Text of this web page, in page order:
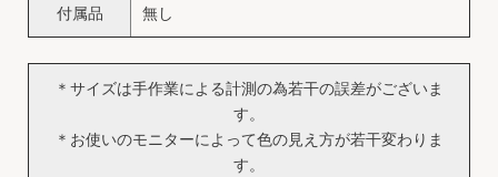
付属品 無し
＊サイズは手作業による計測の為若干の誤差がございま
す。
＊お使いのモニターによって色の見え方が若干変わりま
す。